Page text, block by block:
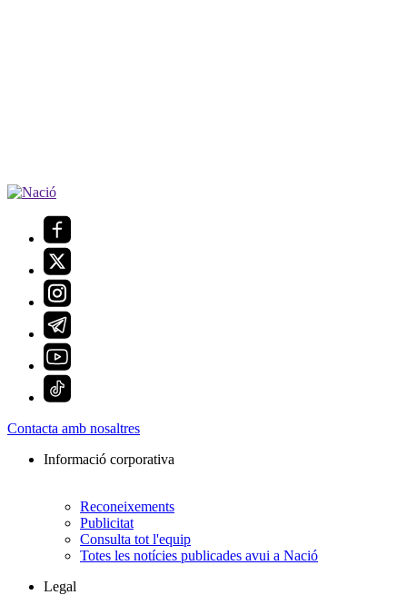
Contacta amb nosaltres
Informació corporativa
Reconeixements
Publicitat
Consulta tot l'equip
Totes les notícies publicades avui a Nació
Legal